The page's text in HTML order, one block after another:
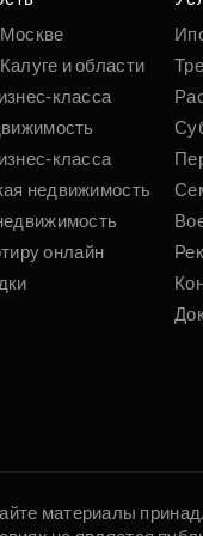
и области
класса
класса
недвижимость
онлайн
материалы